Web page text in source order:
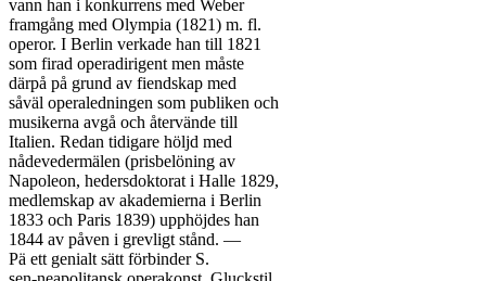
vann han i konkurrens med Weber
framgång med Olympia (1821) m. fl.
operor. I Berlin verkade han till 1821
som firad operadirigent men måste
därpå på grund av fiendskap med
såväl operaledningen som publiken och
musikerna avgå och återvände till
Italien. Redan tidigare höljd med
nådevedermälen (prisbelöning av
Napoleon, hedersdoktorat i Halle 1829,
medlemskap av akademierna i Berlin
1833 och Paris 1839) upphöjdes han
1844 av påven i grevligt stånd. —
Pä ett genialt sätt förbinder S.